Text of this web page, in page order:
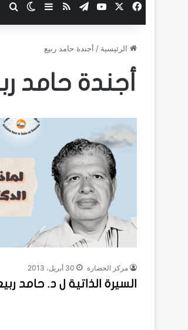
فيسبوك ‫YouTube
تيلقرامملخص الموقع RSS
إضافة
الرئيسية / أجندة حامد ربيع
أجندة حامد
مركز الحضارة 30 أبريل، 2013
السيرة الذاتية ل د. حامد